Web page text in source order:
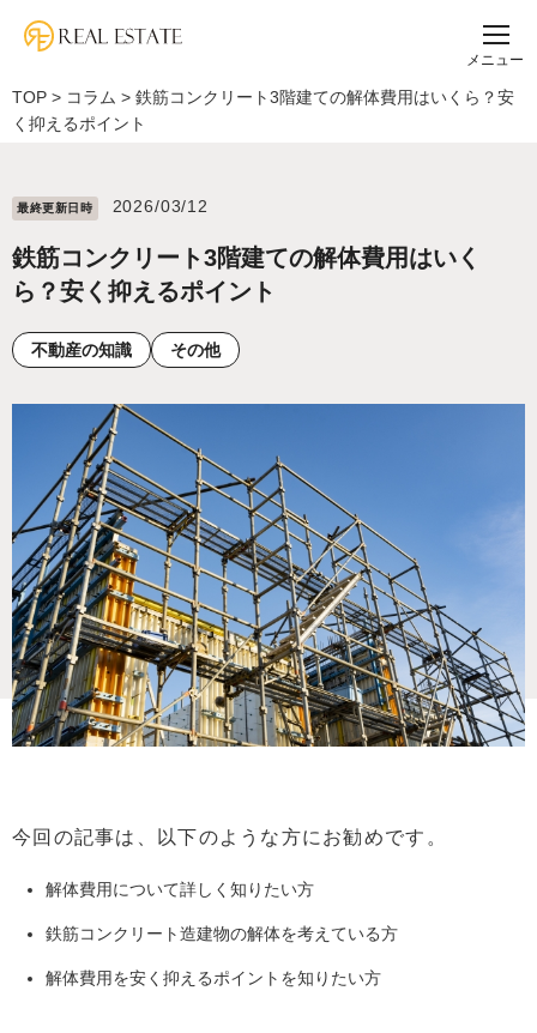
メニュー
TOP > コラム > 鉄筋コンクリート3階建ての解体費用はいくら？安
く抑えるポイント
最終更新⽇時 2026/03/12
鉄筋コンクリート3階建ての解体費用はいく
ら？安く抑えるポイント
不動産の知識 その他
今回の記事は、以下のような方にお勧めです。
解体費用について詳しく知りたい方
鉄筋コンクリート造建物の解体を考えている方
解体費用を安く抑えるポイントを知りたい方